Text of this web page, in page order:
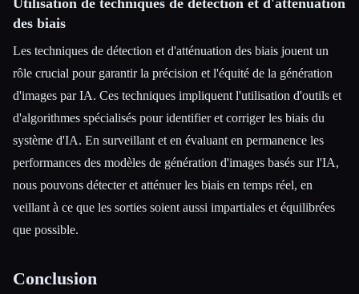
Utilisation de techniques de détection et d'atténuation
des biais
Les techniques de détection et d'atténuation des biais jouent un
rôle crucial pour garantir la précision et l'équité de la génération
d'images par IA. Ces techniques impliquent l'utilisation d'outils et
d'algorithmes spécialisés pour identifier et corriger les biais du
système d'IA. En surveillant et en évaluant en permanence les
performances des modèles de génération d'images basés sur l'IA,
nous pouvons détecter et atténuer les biais en temps réel, en
veillant à ce que les sorties soient aussi impartiales et équilibrées
que possible.
Conclusion